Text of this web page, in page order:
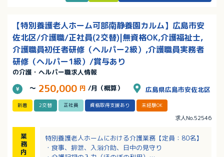
【特別養護老人ホーム可部南静養園カルム】広島市安
佐北区/介護職/正社員(2交替)|無資格OK,介護福祉士,
介護職員初任者研修（ヘルパー2級）,介護職員実務者
研修（ヘルパー1級）/賞与あり
の介護・ヘルパー職求人情報
～ 250,000 円 /月（概算） 広島県広島市安佐北区
新着 2交替 正社員 資格取得支援あり 未経験OK
求人No.52546
業
務
内
特別養護老人ホームにおける介護業務【定員：80名】
・食事、排泄、入浴介助、日中の見守り